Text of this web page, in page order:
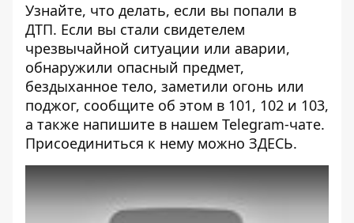
Узнайте, что делать, если вы попали в
ДТП. Если вы стали свидетелем
чрезвычайной ситуации или аварии,
обнаружили опасный предмет,
бездыханное тело, заметили огонь или
поджог, сообщите об этом в 101, 102 и 103,
а также напишите в нашем Telegram-чате.
Присоединиться к нему можно ЗДЕСЬ.